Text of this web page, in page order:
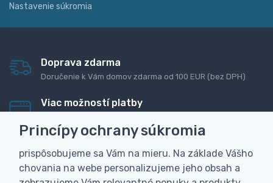
Nastavenie súkromia
Doprava zdarma
Doručenie k Vám domov zdarma od 100 EUR (bez DPH)
Viac možností platby
dobierku
Personalizácia
Vyrobíme Vám vlastný originálny darček
Princípy ochrany súkromia
prispôsobujeme sa Vám na mieru. Na základe Vášho
chovania na webe personalizujeme jeho obsah a